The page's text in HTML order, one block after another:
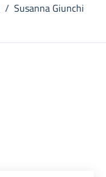
/ Susanna Giunchi